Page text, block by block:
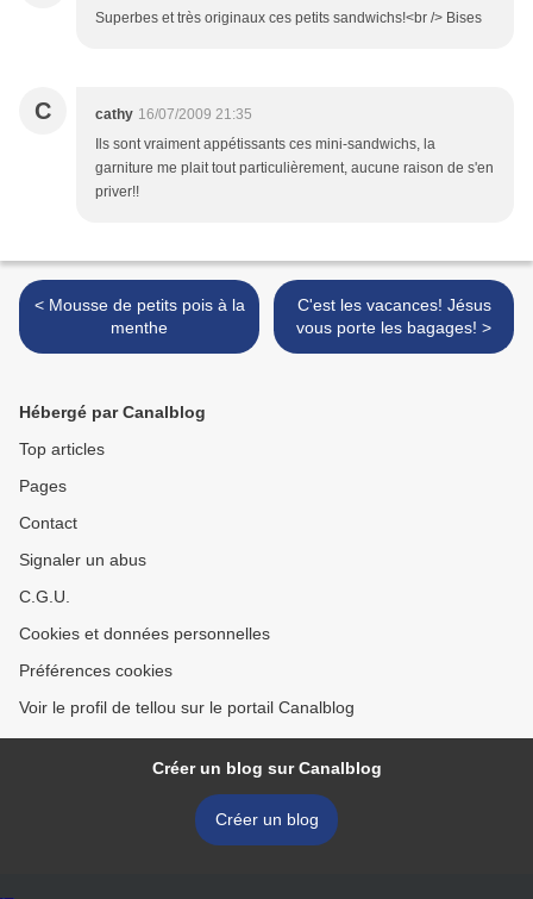
Superbes et très originaux ces petits sandwichs!<br /> Bises
C cathy 16/07/2009 21:35
Ils sont vraiment appétissants ces mini-sandwichs, la
garniture me plait tout particulièrement, aucune raison de s'en
priver!!
< Mousse de petits pois à la
menthe
C'est les vacances! Jésus
vous porte les bagages! >
Hébergé par Canalblog
Top articles
Pages
Contact
Signaler un abus
C.G.U.
Cookies et données personnelles
Préférences cookies
Voir le profil de tellou sur le portail Canalblog
Créer un blog sur Canalblog
Créer un blog